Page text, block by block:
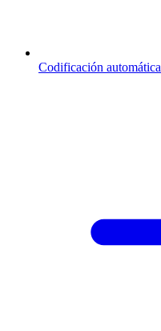
Codificación automática